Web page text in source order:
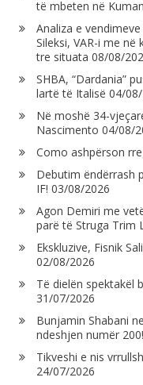
të mbeten në
Analiza e
Sileksi, VAR-i me
tre situata 08/08/
SHBA, “Dardania”
lartë të Italisë 04/
Në moshë 34-
Nascimento 04/08/
Como ashpërson
Debutim ëndërrash
IF! 03/08/2026
Agon Demiri me
parë të Struga Trim
Ekskluzive, Fisnik
02/08/2026
Të dielën spektakël
31/07/2026
Bunjamin Shabani
ndeshjen numër 200!
Tikveshi e nis
24/07/2026